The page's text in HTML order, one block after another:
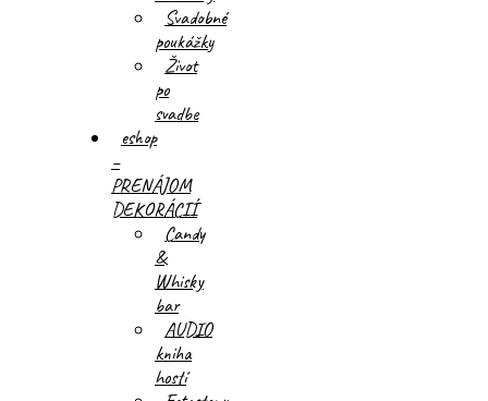
Svadobné
poukážky
Život
po
svadbe
eshop
–
PRENÁJOM
DEKORÁCIÍ
Candy
&
Whisky
bar
AUDIO
kniha
hostí